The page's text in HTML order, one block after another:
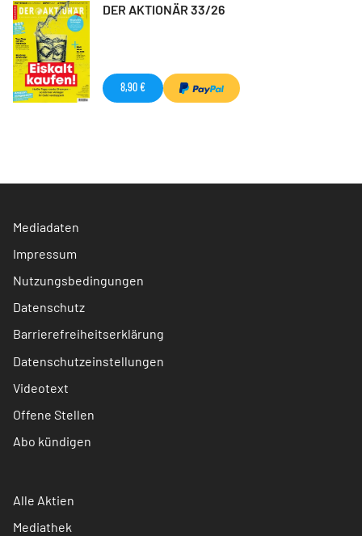
DER AKTIONÄR 33/26
8,90 €
Mediadaten
Impressum
Nutzungsbedingungen
Datenschutz
Barrierefreiheitserklärung
Datenschutzeinstellungen
Videotext
Offene Stellen
Abo kündigen
Alle Aktien
Mediathek